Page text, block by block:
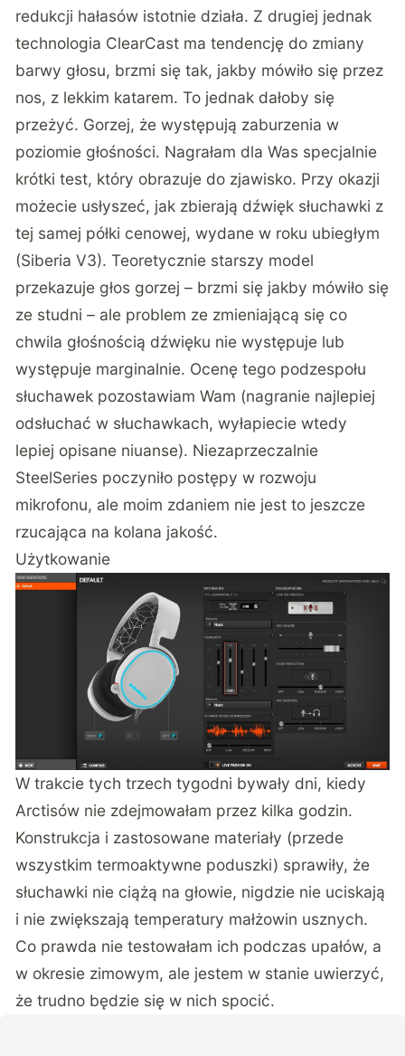
redukcji hałasów istotnie działa. Z drugiej jednak
technologia ClearCast ma tendencję do zmiany
barwy głosu, brzmi się tak, jakby mówiło się przez
nos, z lekkim katarem. To jednak dałoby się
przeżyć. Gorzej, że występują zaburzenia w
poziomie głośności. Nagrałam dla Was specjalnie
krótki test, który obrazuje do zjawisko. Przy okazji
możecie usłyszeć, jak zbierają dźwięk słuchawki z
tej samej półki cenowej, wydane w roku ubiegłym
(Siberia V3). Teoretycznie starszy model
przekazuje głos gorzej – brzmi się jakby mówiło się
ze studni – ale problem ze zmieniającą się co
chwila głośnością dźwięku nie występuje lub
występuje marginalnie. Ocenę tego podzespołu
słuchawek pozostawiam Wam (nagranie najlepiej
odsłuchać w słuchawkach, wyłapiecie wtedy
lepiej opisane niuanse). Niezaprzeczalnie
SteelSeries poczyniło postępy w rozwoju
mikrofonu, ale moim zdaniem nie jest to jeszcze
rzucająca na kolana jakość.
Użytkowanie
W trakcie tych trzech tygodni bywały dni, kiedy
Arctisów nie zdejmowałam przez kilka godzin.
Konstrukcja i zastosowane materiały (przede
wszystkim termoaktywne poduszki) sprawiły, że
słuchawki nie ciążą na głowie, nigdzie nie uciskają
i nie zwiększają temperatury małżowin usznych.
Co prawda nie testowałam ich podczas upałów, a
w okresie zimowym, ale jestem w stanie uwierzyć,
że trudno będzie się w nich spocić.